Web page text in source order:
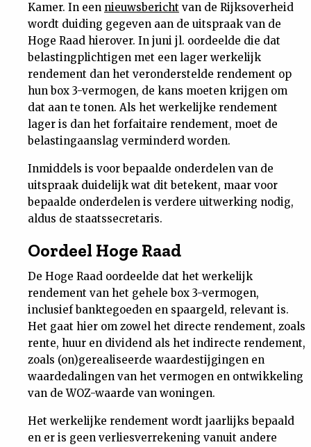
Tuchtrecht
Magazine
Podcast
Dossiers
Nieuwsbrief
Contact
Kamer. In een nieuwsbericht van de Rijksoverheid
wordt duiding gegeven aan de uitspraak van de
Hoge Raad hierover. In juni jl. oordeelde die dat
belastingplichtigen met een lager werkelijk
rendement dan het veronderstelde rendement op
hun box 3-vermogen, de kans moeten krijgen om
dat aan te tonen. Als het werkelijke rendement
lager is dan het forfaitaire rendement, moet de
belastingaanslag verminderd worden.
Inmiddels is voor bepaalde onderdelen van de
uitspraak duidelijk wat dit betekent, maar voor
bepaalde onderdelen is verdere uitwerking nodig,
aldus de staatssecretaris.
Oordeel Hoge Raad
De Hoge Raad oordeelde dat het werkelijk
rendement van het gehele box 3-vermogen,
inclusief banktegoeden en spaargeld, relevant is.
Het gaat hier om zowel het directe rendement, zoals
rente, huur en dividend als het indirecte rendement,
zoals (on)gerealiseerde waardestijgingen en
waardedalingen van het vermogen en ontwikkeling
van de WOZ-waarde van woningen.
Het werkelijke rendement wordt jaarlijks bepaald
en er is geen verliesverrekening vanuit andere